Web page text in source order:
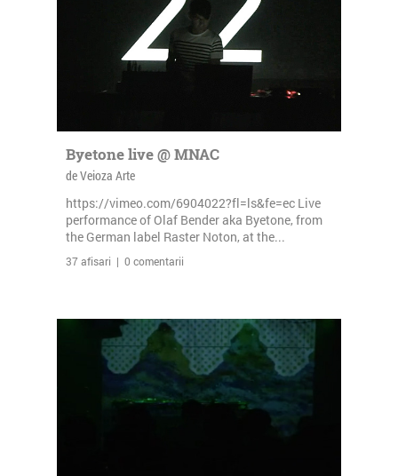
Byetone live @ MNAC
de Veioza Arte
https://vimeo.com/6904022?fl=ls&fe=ec Live
performance of Olaf Bender aka Byetone, from
the German label Raster Noton, at the...
37 afisari | 0 comentarii